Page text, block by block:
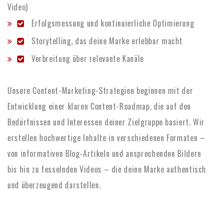
Video)
Erfolgsmessung und kontinuierliche Optimierung
Storytelling, das deine Marke erlebbar macht
Verbreitung über relevante Kanäle
Unsere Content-Marketing-Strategien beginnen mit der
Entwicklung einer klaren Content-Roadmap, die auf den
Bedürfnissen und Interessen deiner Zielgruppe basiert. Wir
erstellen hochwertige Inhalte in verschiedenen Formaten –
von informativen Blog-Artikeln und ansprechenden Bildern
bis hin zu fesselnden Videos – die deine Marke authentisch
und überzeugend darstellen.